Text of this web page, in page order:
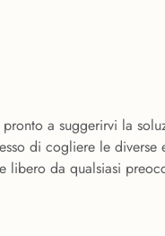
a suggerirvi la
di cogliere le diverse
da qualsiasi